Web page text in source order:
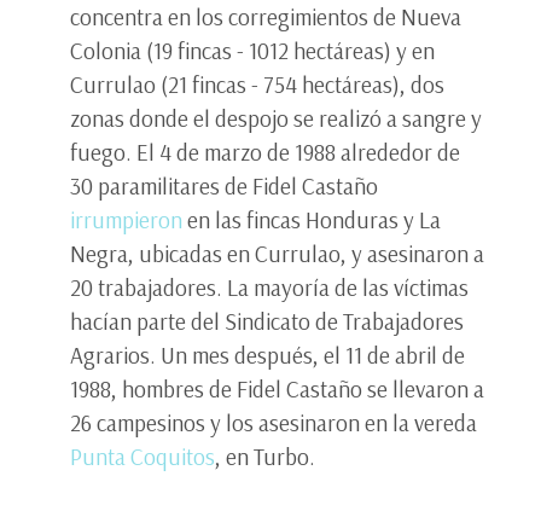
concentra en los corregimientos de Nueva
Colonia (19 fincas - 1012 hectáreas) y en
Currulao (21 fincas - 754 hectáreas), dos
zonas donde el despojo se realizó a sangre y
fuego. El 4 de marzo de 1988 alrededor de
30 paramilitares de Fidel Castaño
irrumpieron en las fincas Honduras y La
Negra, ubicadas en Currulao, y asesinaron a
20 trabajadores. La mayoría de las víctimas
hacían parte del Sindicato de Trabajadores
Agrarios. Un mes después, el 11 de abril de
1988, hombres de Fidel Castaño se llevaron a
26 campesinos y los asesinaron en la vereda
Punta Coquitos, en Turbo.